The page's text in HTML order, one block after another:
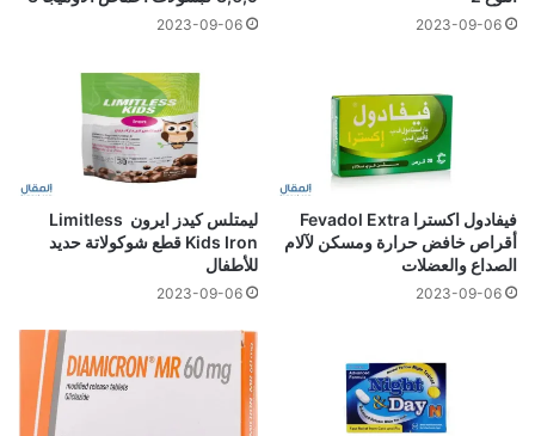
2023-09-06
2023-09-06
فيفادول اكسترا Fevadol Extra
أقراص خافض حرارة ومسكن لآلام
الصداع والعضلات
2023-09-06
ليمتلس كيدز ايرون Limitless
Kids Iron قطع شوكولاتة حديد
للأطفال
2023-09-06